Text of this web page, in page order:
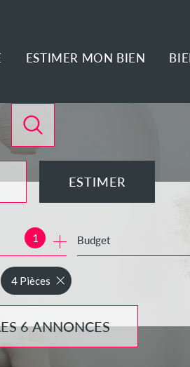
ESTIMER MON BIEN
ESTIMER
1 Budget
6ANNONCES
4 Pièces